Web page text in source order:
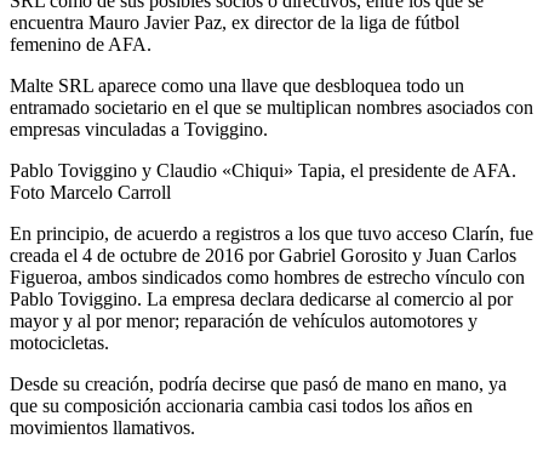
encuentra Mauro Javier Paz, ex director de la liga de fútbol
femenino de AFA.
Malte SRL aparece como una llave que desbloquea todo un
entramado societario en el que se multiplican nombres asociados con
empresas vinculadas a Toviggino.
Pablo Toviggino y Claudio «Chiqui» Tapia, el presidente de AFA.
Foto Marcelo Carroll
En principio, de acuerdo a registros a los que tuvo acceso Clarín, fue
creada el 4 de octubre de 2016 por Gabriel Gorosito y Juan Carlos
Figueroa, ambos sindicados como hombres de estrecho vínculo con
Pablo Toviggino. La empresa declara dedicarse al comercio al por
mayor y al por menor; reparación de vehículos automotores y
motocicletas.
Desde su creación, podría decirse que pasó de mano en mano, ya
que su composición accionaria cambia casi todos los años en
movimientos llamativos.